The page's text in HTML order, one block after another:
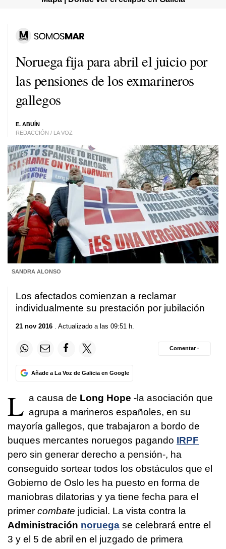
Noruega fija para abril el juicio por
las pensiones de los exmarineros
gallegos
E. ABUÍN
REDACCIÓN / LA VOZ
SANDRA ALONSO
Los afectados comienzan a reclamar
individualmente su prestación por jubilación
21 nov 2016 . Actualizado a las 09:51 h.
Añade a La Voz de Galicia en Google
Comentar ·
L a causa de Long Hope -la asociación que
agrupa a marineros españoles, en su
mayoría gallegos, que trabajaron a bordo de
buques mercantes noruegos pagando IRPF
pero sin generar derecho a pensión-, ha
conseguido sortear todos los obstáculos que el
Gobierno de Oslo les ha puesto en forma de
maniobras dilatorias y ya tiene fecha para el
primer combate judicial. La vista contra la
Administración noruega se celebrará entre el
3 y el 5 de abril en el juzgado de primera